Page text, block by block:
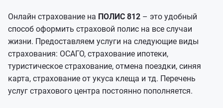
Онлайн страхование на ПОЛИС 812 – это удобный
способ оформить страховой полис на все случаи
жизни. Предоставляем услуги на следующие виды
страхования: ОСАГО, страхование ипотеки,
туристическое страхование, отмена поездки, синяя
карта, страхование от укуса клеща и тд. Перечень
услуг страхового центра постоянно пополняется.